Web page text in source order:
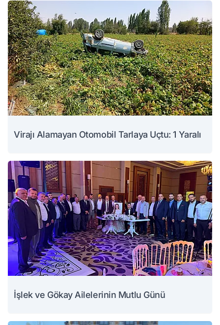
Virajı Alamayan Otomobil Tarlaya Uçtu: 1 Yaralı
İşlek ve Gökay Ailelerinin Mutlu Günü